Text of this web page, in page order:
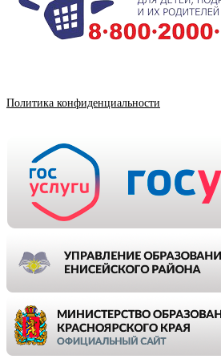
Политика конфиденциальности